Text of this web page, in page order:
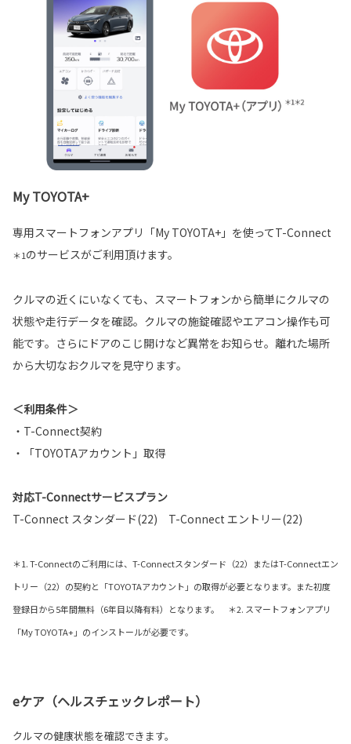
My TOYOTA+
専用スマートフォンアプリ「My TOYOTA+」を使ってT-Connect
＊1のサービスがご利用頂けます。
クルマの近くにいなくても、スマートフォンから簡単にクルマの
状態や走行データを確認。クルマの施錠確認やエアコン操作も可
能です。さらにドアのこじ開けなど異常をお知らせ。離れた場所
から大切なおクルマを見守ります。
＜利用条件＞
・T-Connect契約
・「TOYOTAアカウント」取得
対応T-Connectサービスプラン
T-Connect スタンダード(22) T-Connect エントリー(22)
＊1. T-Connectのご利用には、T-Connectスタンダード（22）またはT-Connectエン
トリー（22）の契約と「TOYOTAアカウント」の取得が必要となります。また初度
登録日から5年間無料（6年目以降有料）となります。 ＊2. スマートフォンアプリ
「My TOYOTA+」のインストールが必要です。
eケア（ヘルスチェックレポート）
クルマの健康状態を確認できます。